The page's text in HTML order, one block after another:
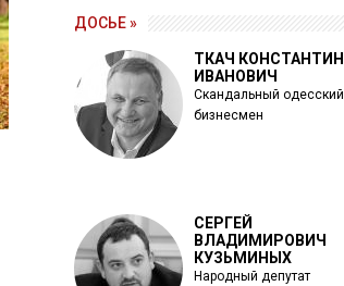
ДОСЬЕ »
ТКАЧ КОНСТАНТИН
ИВАНОВИЧ
Скандальный одесский
бизнесмен
СЕРГЕЙ
ВЛАДИМИРОВИЧ
КУЗЬМИНЫХ
Народный депутат